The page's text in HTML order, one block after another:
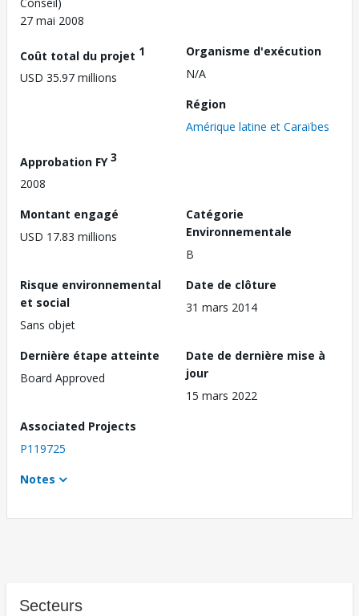
27 mai 2008
Coût total du projet 1
USD 35.97 millions
Organisme d'exécution
N/A
Région
Amérique latine et Caraïbes
Approbation FY3
2008
Montant engagé
USD 17.83 millions
Catégorie
Environnementale
B
Risque environnemental
et social
Sans objet
Date de clôture
31 mars 2014
Dernière étape atteinte
Board Approved
Date de dernière mise à
jour
15 mars 2022
Associated Projects
P119725
Notes
Secteurs